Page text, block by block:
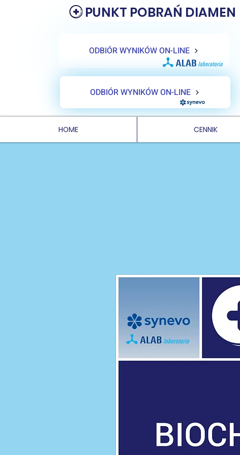
ODBIÓR WYNIKÓW ON-LINE
PUNKT POBRAŃ DIAMEN
ODBIÓR WYNIKÓW ON-LINE
HOME CENNIK